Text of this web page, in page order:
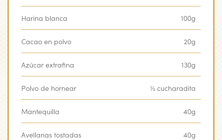
Harina blanca 100g
Cacao en polvo 20g
Azúcar extrafina 130g
Polvo de hornear ½ cucharadita
Mantequilla 40g
Avellanas tostadas 40g